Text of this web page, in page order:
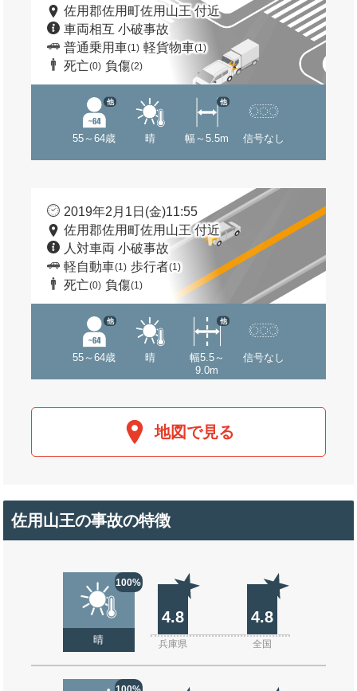
佐用郡佐用町佐用山王 付近
車両相互 小破事故
普通乗用車(1) 軽貨物車(1)
死亡(0) 負傷(2)
55～64歳
他
晴 幅～5.5m
他
信号なし
2019年2月1日(金)11:55
佐用郡佐用町佐用山王 付近
人対車両 小破事故
軽自動車(1) 歩行者(1)
死亡(0) 負傷(1)
55～64歳
他
晴
幅5.5～
9.0m
他
信号なし
地図で見る
佐用山王の事故の特徴
100%
晴
4.8 4.8
兵庫県 全国